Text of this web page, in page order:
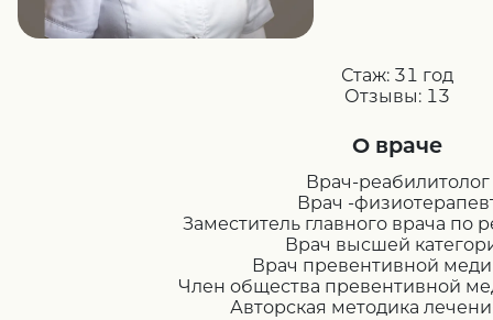
Стаж: 31 год
Отзывы: 13
О враче
Врач-реабилитолог
Врач -
Заместитель главного врача по
Врач высшей
Врач превентивной
Член общества превентивной
Авторская методика